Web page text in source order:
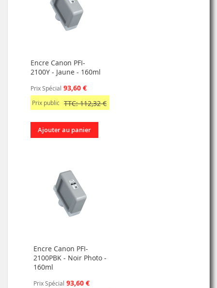
Encre Canon PFI-
2100Y - Jaune - 160ml
Prix Spécial 93,60 €
Prix public TTC: 112,32 €
Ajouter au panier
Encre Canon PFI-
2100PBK - Noir Photo -
160ml
Prix Spécial 93,60 €